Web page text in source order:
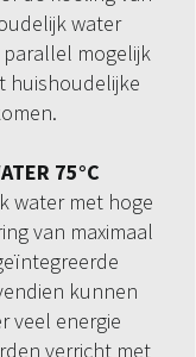
water
mogelijk
huishoudelijke
75°C
water met hoge
van maximaal
kunnen
veel energie
verricht met